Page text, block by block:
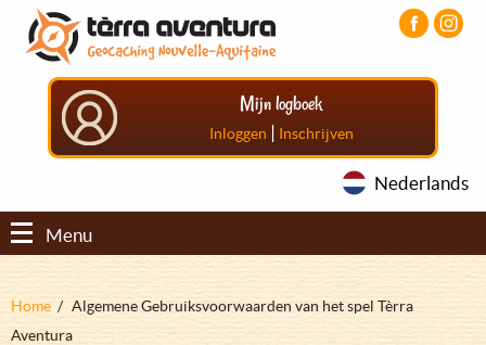
Overslaan
naar
Aller
menu
principal
Aller
pied
Mijn logboek
Inloggen | Inschrijven
Nederlands
Menu
Kruimelpad
Home
Algemene Gebruiksvoorwaarden van het spel Tèrra
Aventura